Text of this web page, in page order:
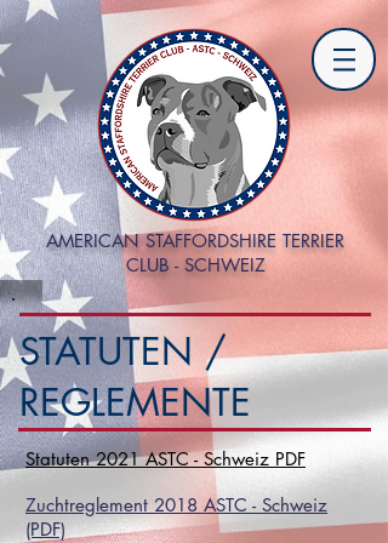
AMERICAN STAFFORDSHIRE TERRIER
CLUB - SCHWEIZ
STATUTEN /
REGLEMENTE
Statuten 2021 ASTC - Schweiz PDF
Zuchtreglement 2018 ASTC - Schweiz
(PDF)